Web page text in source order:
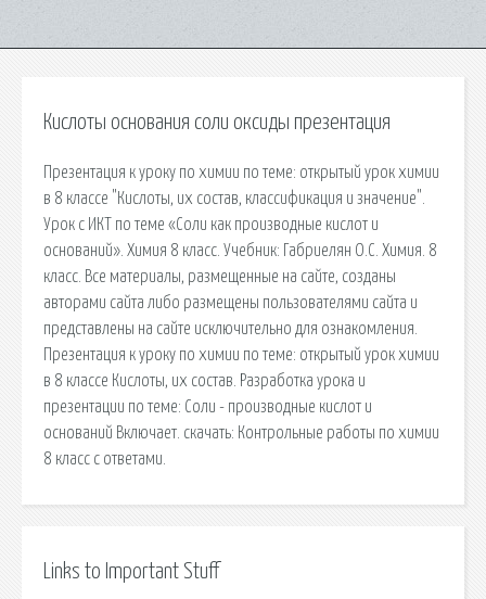
Кислоты основания соли оксиды презентация
Презентация к уроку по химии по теме: открытый урок химии
в 8 классе "Кислоты, их состав, классификация и значение".
Урок с ИКТ по теме «Соли как производные кислот и
оснований». Химия 8 класс. Учебник: Габриелян О.С. Химия. 8
класс. Все материалы, размещенные на сайте, созданы
авторами сайта либо размещены пользователями сайта и
представлены на сайте исключительно для ознакомления.
Презентация к уроку по химии по теме: открытый урок химии
в 8 классе Кислоты, их состав. Разработка урока и
презентации по теме: Соли - производные кислот и
оснований Включает. cкачать: Контрольные работы по химии
8 класс с ответами.
Links to Important Stuff